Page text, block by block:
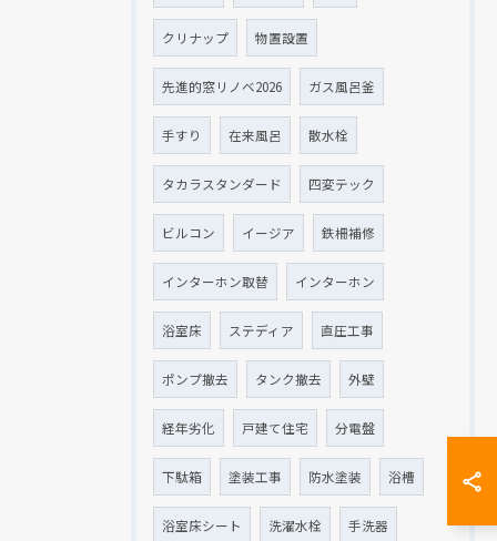
クリナップ 物置設置
先進的窓リノベ2026 ガス風呂釜
手すり 在来風呂 散水栓
タカラスタンダード 四変テック
ビルコン イージア 鉄柵補修
インターホン取替 インターホン
浴室床 ステディア 直圧工事
ポンプ撤去 タンク撤去 外壁
経年劣化 戸建て住宅 分電盤
下駄箱 塗装工事 防水塗装 浴槽
浴室床シート 洗濯水栓 手洗器